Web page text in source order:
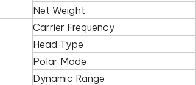
Net Weight
Carrier Frequency
Head Type
Polar Mode
Dynamic Range